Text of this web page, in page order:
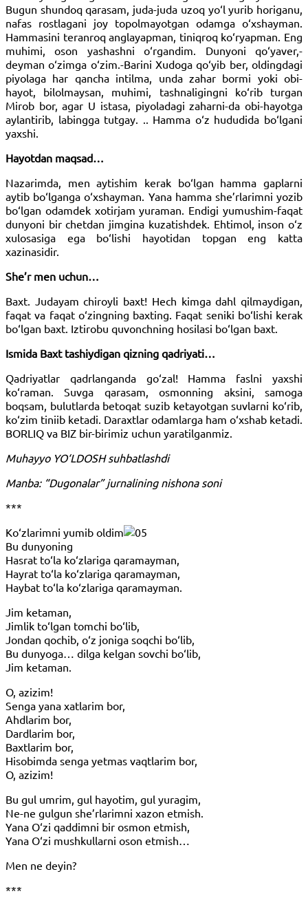
Bugun shundoq qarasam, juda-juda uzoq yo‘l yurib horiganu,
nafas rostlagani joy topolmayotgan odamga o‘xshayman.
Hammasini teranroq anglayapman, tiniqroq ko‘ryapman. Eng
muhimi, oson yashashni o‘rgandim. Dunyoni qo‘yaver,-
deyman o‘zimga o‘zim.-Barini Xudoga qo‘yib ber, oldingdagi
piyolaga har qancha intilma, unda zahar bormi yoki obi-
hayot, bilolmaysan, muhimi, tashnaligingni ko‘rib turgan
Mirob bor, agar U istasa, piyoladagi zaharni-da obi-hayotga
aylantirib, labingga tutgay. .. Hamma o‘z hududida bo‘lgani
yaxshi.
Hayotdan maqsad…
Nazarimda, men aytishim kerak bo‘lgan hamma gaplarni
aytib bo‘lganga o‘xshayman. Yana hamma she’rlarimni yozib
bo‘lgan odamdek xotirjam yuraman. Endigi yumushim-faqat
dunyoni bir chetdan jimgina kuzatishdek. Ehtimol, inson o‘z
xulosasiga ega bo‘lishi hayotidan topgan eng katta
xazinasidir.
She’r men uchun…
Baxt. Judayam chiroyli baxt! Hech kimga dahl qilmaydigan,
faqat va faqat o‘zingning baxting. Faqat seniki bo‘lishi kerak
bo‘lgan baxt. Iztirobu quvonchning hosilasi bo‘lgan baxt.
Ismida Baxt tashiydigan qizning qadriyati…
Qadriyatlar qadrlanganda go‘zal! Hamma faslni yaxshi
ko‘raman. Suvga qarasam, osmonning aksini, samoga
boqsam, bulutlarda betoqat suzib ketayotgan suvlarni ko‘rib,
ko‘zim tiniib ketadi. Daraxtlar odamlarga ham o‘xshab ketadi.
BORLIQ va BIZ bir-birimiz uchun yaratilganmiz.
Muhayyo YO‘LDOSH suhbatlashdi
Manba: “Dugonalar” jurnalining nishona soni
***
Ko‘zlarimni yumib oldim
Bu dunyoning
Hasrat to‘la ko‘zlariga qaramayman,
Hayrat to‘la ko‘zlariga qaramayman,
Haybat to‘la ko‘zlariga qaramayman.
Jim ketaman,
Jimlik to‘lgan tomchi bo‘lib,
Jondan qochib, o‘z joniga soqchi bo‘lib,
Bu dunyoga… dilga kelgan sovchi bo‘lib,
Jim ketaman.
O, azizim!
Senga yana xatlarim bor,
Ahdlarim bor,
Dardlarim bor,
Baxtlarim bor,
Hisobimda senga yetmas vaqtlarim bor,
O, azizim!
Bu gul umrim, gul hayotim, gul yuragim,
Ne-ne gulgun she’rlarimni xazon etmish.
Yana O‘zi qaddimni bir osmon etmish,
Yana O‘zi mushkullarni oson etmish…
Men ne deyin?
***